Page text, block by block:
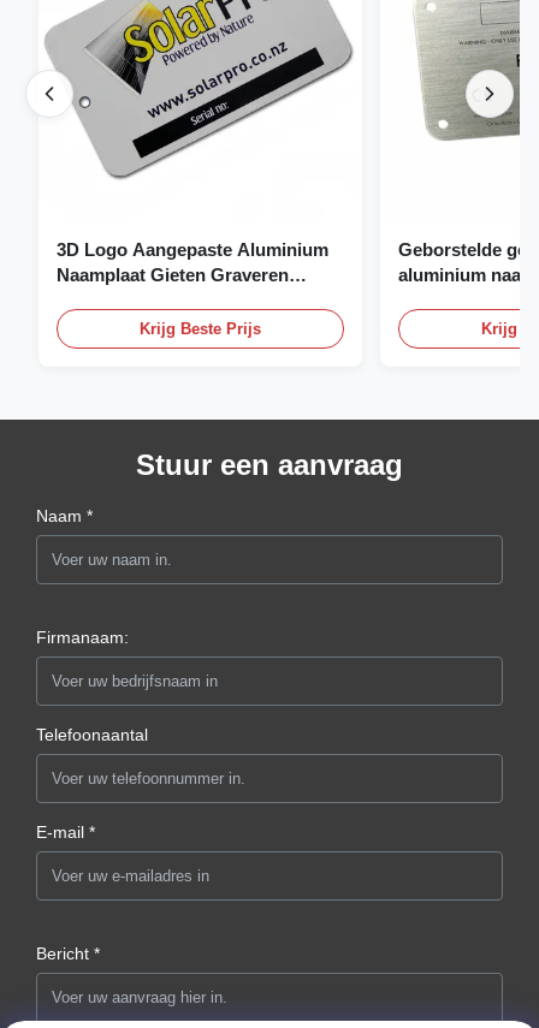
3D Logo Aangepaste Aluminium
Naamplaat Gieten Graveren
Krijg Beste Prijs
Geborstelde
aluminium
Krijg
Stuur een aanvraag
Naam *
Firmanaam:
Telefoonaantal
E-mail *
Bericht *